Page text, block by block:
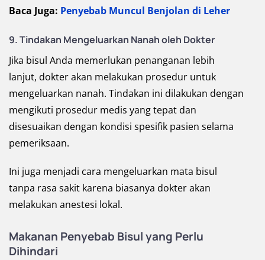
Baca Juga: Penyebab Muncul Benjolan di Leher
9. Tindakan Mengeluarkan Nanah oleh Dokter
Jika bisul Anda memerlukan penanganan lebih
lanjut, dokter akan melakukan prosedur untuk
mengeluarkan nanah. Tindakan ini dilakukan dengan
mengikuti prosedur medis yang tepat dan
disesuaikan dengan kondisi spesifik pasien selama
pemeriksaan.
Ini juga menjadi cara mengeluarkan mata bisul
tanpa rasa sakit karena biasanya dokter akan
melakukan anestesi lokal.
Makanan Penyebab Bisul yang Perlu
Dihindari